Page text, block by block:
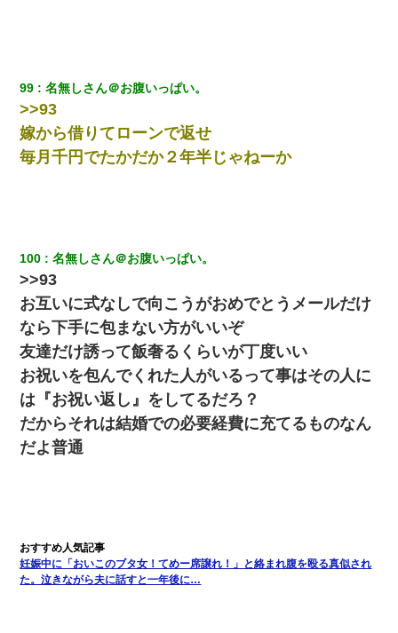
99 名無しさん＠お腹いっぱい。
>>93
嫁から借りてローンで返せ
毎月千円でたかだか２年半じゃねーか
100 名無しさん＠お腹いっぱい。
>>93
お互いに式なしで向こうがおめでとうメールだけ
なら下手に包まない方がいいぞ
友達だけ誘って飯奢るくらいが丁度いい
お祝いを包んでくれた人がいるって事はその人に
は『お祝い返し』をしてるだろ？
だからそれは結婚での必要経費に充てるものなん
だよ普通
妊娠中に「おいこのブタ女！てめー席譲れ！」と絡まれ腹を殴る真似され
た。泣きながら夫に話すと一年後に…